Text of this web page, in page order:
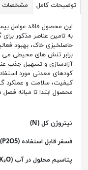
توضیحات کامل مشخصات
این محصول فاقد عوامل
به تامین عناصر مذکور
حاصلخیزی خاک، بهبود
برابر تنش های محیطی
آزادسازی و تسهیل جذب
کودهای معدنی مورد
کیفیت، سلامت و عملکرد
محصول ابتدا تا میانه
نیتروژن کل (N)
فسفر قابل استفاده (P2O5)
پتاسیم محلول در آب (K₂O)